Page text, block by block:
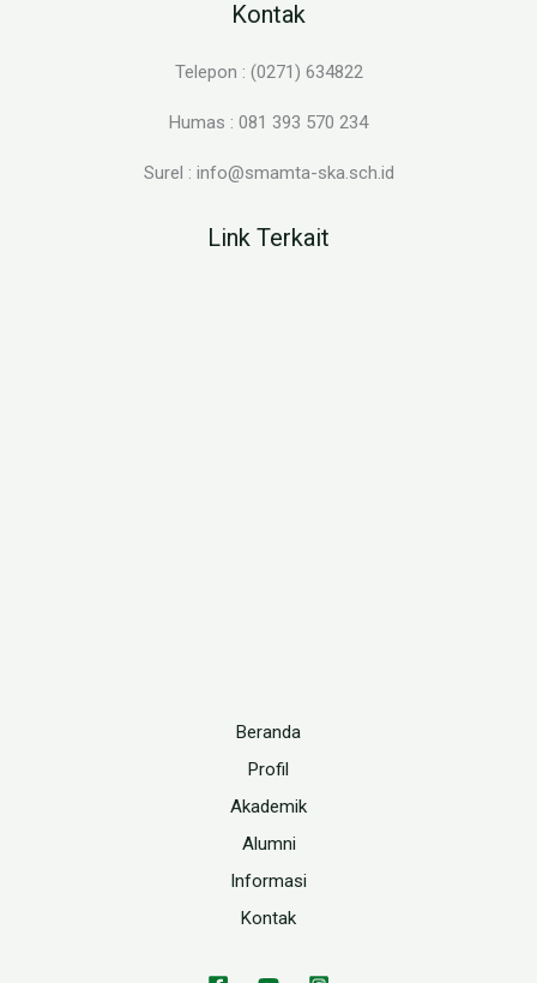
Kontak
Telepon : (0271) 634822
Humas : 081 393 570 234
Surel : info@smamta-ska.sch.id
Link Terkait
Beranda
Profil
Akademik
Alumni
Informasi
Kontak